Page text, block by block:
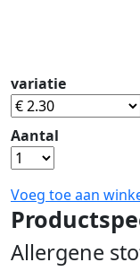
variatie
Aantal
Voeg toe aan
Allergene